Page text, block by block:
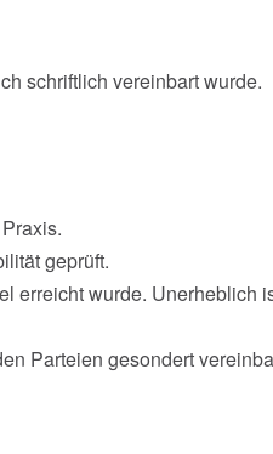
schriftlich vereinbart wurde.
geprüft.
erreicht wurde. Unerheblich
Parteien gesondert